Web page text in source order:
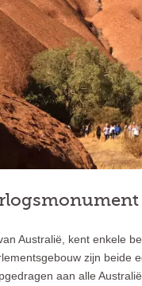
Australië, kent enkele
zijn beide
aan alle